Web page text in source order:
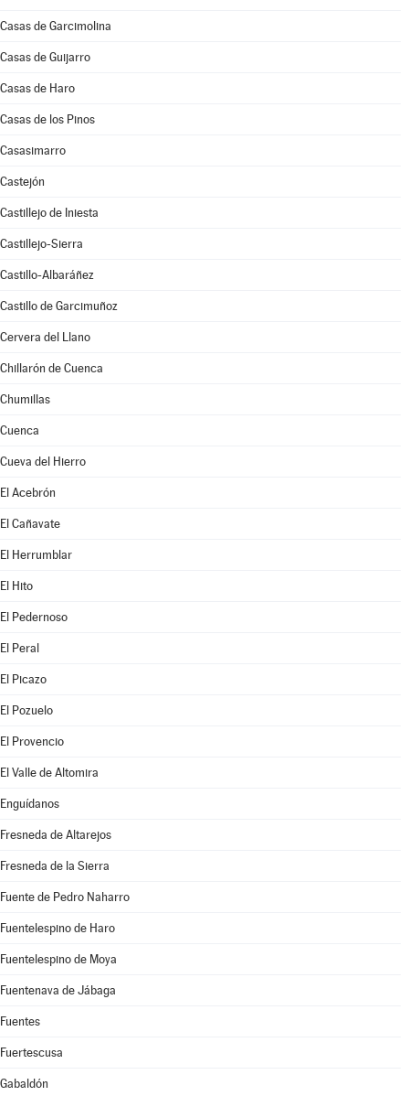
Casas de Garcimolina
Casas de Guijarro
Casas de Haro
Casas de los Pinos
Casasimarro
Castejón
Castillejo de Iniesta
Castillejo-Sierra
Castillo-Albaráñez
Castillo de Garcimuñoz
Cervera del Llano
Chillarón de Cuenca
Chumillas
Cuenca
Cueva del Hierro
El Acebrón
El Cañavate
El Herrumblar
El Hito
El Pedernoso
El Peral
El Picazo
El Pozuelo
El Provencio
El Valle de Altomira
Enguídanos
Fresneda de Altarejos
Fresneda de la Sierra
Fuente de Pedro Naharro
Fuentelespino de Haro
Fuentelespino de Moya
Fuentenava de Jábaga
Fuentes
Fuertescusa
Gabaldón